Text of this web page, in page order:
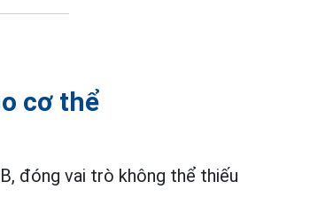
cơ thể
đóng vai trò không thể thiếu